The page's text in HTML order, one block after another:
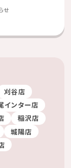
せ
刈谷店
インター店
稲沢店
城陽店